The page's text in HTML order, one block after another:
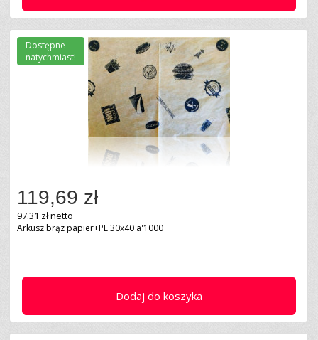
Dodaj do koszyka
119,69 zł
97.31 zł netto
Arkusz brąz papier+PE 30x40 a'1000
Dostępne
natychmiast!